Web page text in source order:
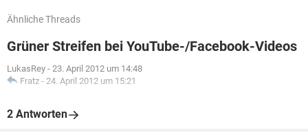
Ähnliche Threads
Grüner Streifen bei YouTube-/Facebook-Videos
LukasRey - 23. April 2012 um 14:48
Fratz - 24. April 2012 um 15:21
2 Antworten